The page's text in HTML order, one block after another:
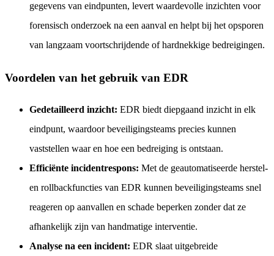
gegevens van eindpunten, levert waardevolle inzichten voor
forensisch onderzoek na een aanval en helpt bij het opsporen
van langzaam voortschrijdende of hardnekkige bedreigingen.
Voordelen van het gebruik van EDR
Gedetailleerd inzicht: EDR biedt diepgaand inzicht in elk
eindpunt, waardoor beveiligingsteams precies kunnen
vaststellen waar en hoe een bedreiging is ontstaan.
Efficiënte incidentrespons: Met de geautomatiseerde herstel-
en rollbackfuncties van EDR kunnen beveiligingsteams snel
reageren op aanvallen en schade beperken zonder dat ze
afhankelijk zijn van handmatige interventie.
Analyse na een incident: EDR slaat uitgebreide